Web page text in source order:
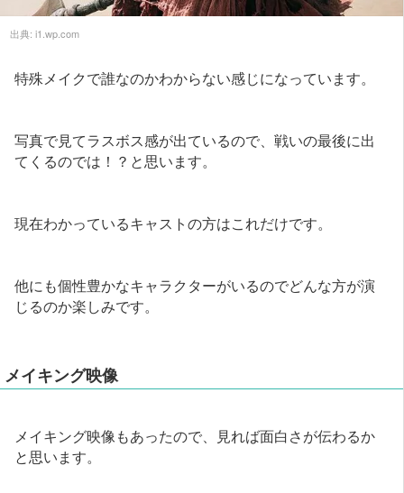
出典: i1.wp.com
特殊メイクで誰なのかわからない感じになっています。
写真で見てラスボス感が出ているので、戦いの最後に出
てくるのでは！？と思います。
現在わかっているキャストの方はこれだけです。
他にも個性豊かなキャラクターがいるのでどんな方が演
じるのか楽しみです。
メイキング映像
メイキング映像もあったので、見れば面白さが伝わるか
と思います。